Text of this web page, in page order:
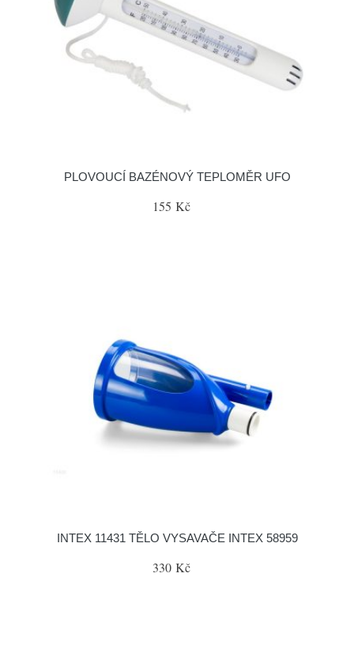
PLOVOUCÍ BAZÉNOVÝ TEPLOMĚR UFO
155 Kč
INTEX 11431 TĚLO VYSAVAČE INTEX 58959
330 Kč